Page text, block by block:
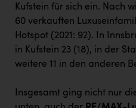
Kufstein für sich ein. Nach
60 verkauften
Hotspot (2021: 92). In
in Kufstein 23 (18), in der
weitere 11 in den anderen
Insgesamt ging nicht nur